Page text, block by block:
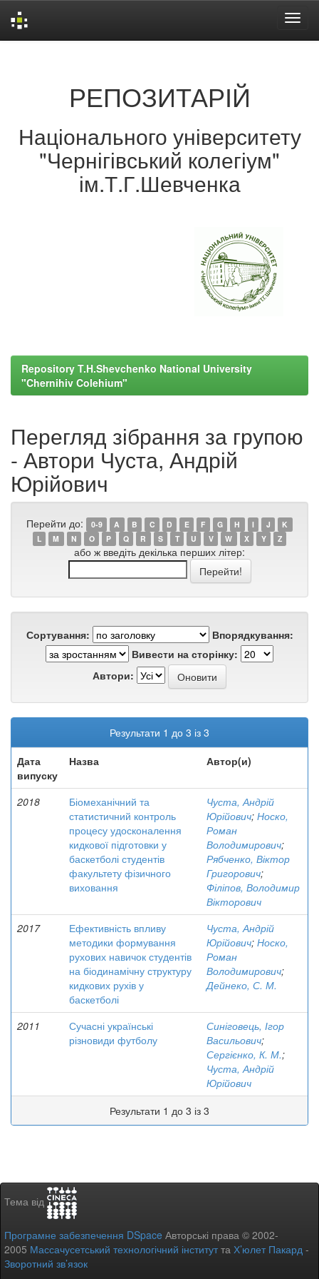
РЕПОЗИТАРІЙ
Національного університету
"Чернігівський колегіум"
ім.Т.Г.Шевченка
Repository T.H.Shevchenko National University
"Chernihiv Colehium"
Перегляд зібрання за групою
- Автори Чуста, Андрій
Юрійович
Перейти до: 0-9 A B C D E F G H I J
K
L
M N O P Q R S T U V W X Y Z
або ж введіть декілька перших літер:
Сортування:
Впорядкування:
Вивести на сторінку:
Автори:
Результати 1 до 3 із 3
Дата
випуску
Назва Автор(и)
2018
Біомеханічний та
статистичний контроль
процесу удосконалення
кидкової підготовки у
баскетболі студентів
факультету фізичного
виховання
Чуста, Андрій
Юрійович; Носко,
Роман
Володимирович;
Рябченко, Віктор
Григорович;
Філіпов, Володимир
Вікторович
2017
Ефективність впливу
методики формування
рухових навичок студентів
на біодинамічну структуру
кидкових рухів у
баскетболі
Чуста, Андрій
Юрійович; Носко,
Роман
Володимирович;
Дейнеко, С. М.
2011
Сучасні українські
різновиди футболу
Синіговець, Ігор
Васильович;
Сергієнко, К. М.;
Чуста, Андрій
Юрійович
Результати 1 до 3 із 3
Тема від
Програмне забезпечення DSpace Авторські права © 2002-
2005 Массачусетський технологічний інститутта Х’юлет Пакард -
Зворотний зв’язок